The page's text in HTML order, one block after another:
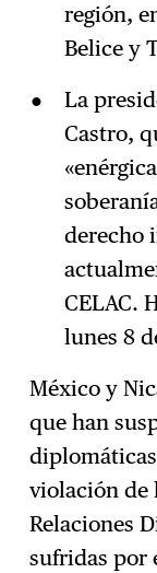
región,
Belice y
La
Castro,
derecho
CELAC.
lunes 8
México y
que han
violación de
Relaciones
sufridas por